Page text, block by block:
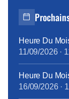
« Raymond
Heure Du
11/09/2026·
Heure Du
16/09/2026·